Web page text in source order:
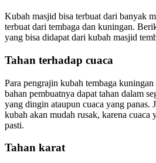
Kubah masjid bisa terbuat dari banyak
terbuat dari tembaga dan kuningan.
yang bisa didapat dari kubah masjid
Tahan terhadap cuaca
Para pengrajin kubah tembaga kuningan
bahan pembuatnya dapat tahan dalam
yang dingin ataupun cuaca yang panas.
kubah akan mudah rusak, karena cuaca
pasti.
Tahan karat